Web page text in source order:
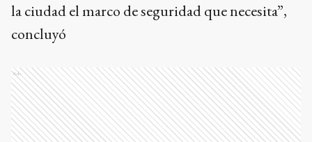
la ciudad el marco de seguridad que necesita”,
concluyó
Ads